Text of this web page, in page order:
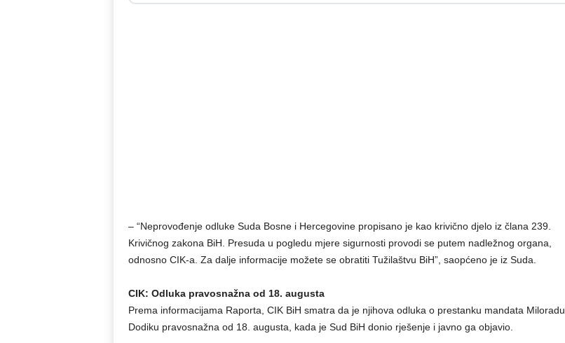
– “Neprovođenje odluke Suda Bosne i Hercegovine propisano je kao krivično djelo iz člana 239.
Krivičnog zakona BiH. Presuda u pogledu mjere sigurnosti provodi se putem nadležnog organa,
odnosno CIK-a. Za dalje informacije možete se obratiti Tužilaštvu BiH”, saopćeno je iz Suda.
CIK: Odluka pravosnažna od 18. augusta
Prema informacijama Raporta, CIK BiH smatra da je njihova odluka o prestanku mandata Miloradu
Dodiku pravosnažna od 18. augusta, kada je Sud BiH donio rješenje i javno ga objavio.